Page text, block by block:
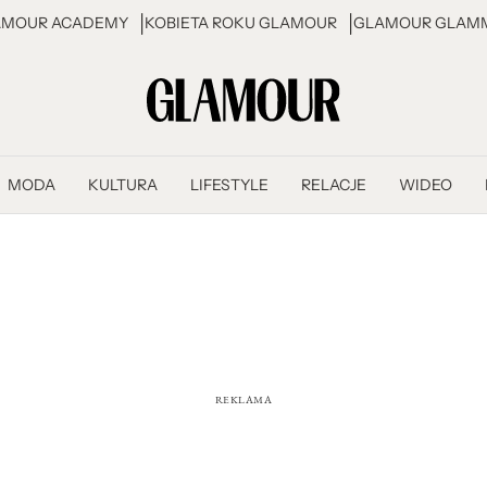
ACADEMY KOBIETA ROKU GLAMOUR GLAMOUR
MODA KULTURA LIFESTYLE RELACJE WIDEO